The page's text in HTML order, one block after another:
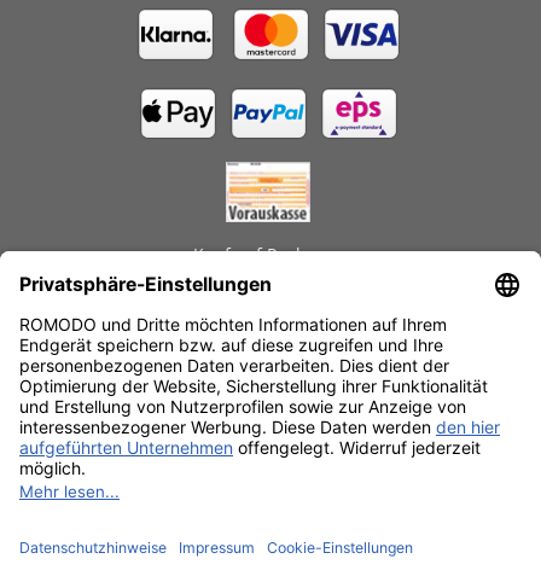
Kauf auf Rechnung
Schnelle Lieferzeiten
Käuferschutz
Datenschutz
SSL-Verschlüsselung